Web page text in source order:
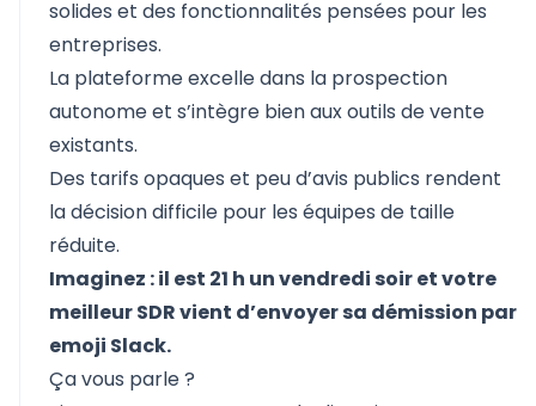
solides et des fonctionnalités pensées pour les
entreprises.
La plateforme excelle dans la prospection
autonome et s’intègre bien aux outils de vente
existants.
Des tarifs opaques et peu d’avis publics rendent
la décision difficile pour les équipes de taille
réduite.
Imaginez : il est 21 h un vendredi soir et votre
meilleur SDR vient d’envoyer sa démission par
emoji Slack.
Ça vous parle ?